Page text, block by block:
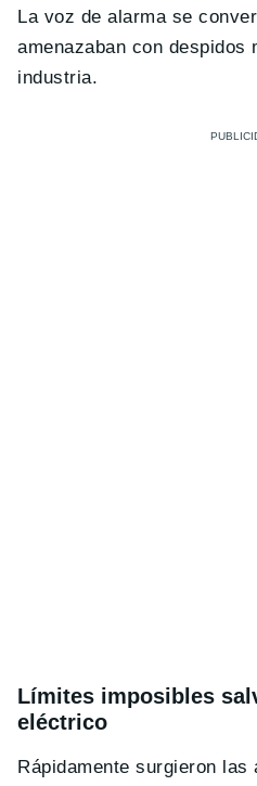
La voz de alarma se
amenazaban con despidos
industria.
Límites imposibles
eléctrico
Rápidamente surgieron las